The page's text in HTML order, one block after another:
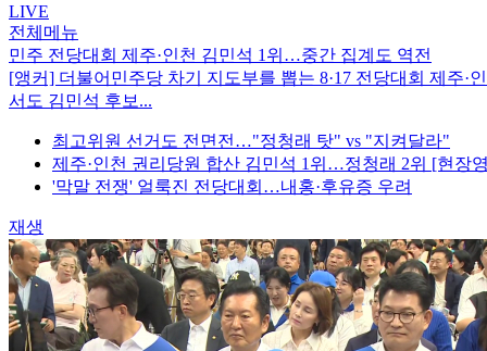
LIVE
전체메뉴
민주 전당대회 제주·인천 김민석 1위…중간 집계도 역전
[앵커] 더불어민주당 차기 지도부를 뽑는 8·17 전당대회 제주
서도 김민석 후보...
최고위원 선거도 전면전…"정청래 탓" vs "지켜달라"
제주·인천 권리당원 합산 김민석 1위…정청래 2위 [현장
'막말 전쟁' 얼룩진 전당대회…내홍·후유증 우려
재생